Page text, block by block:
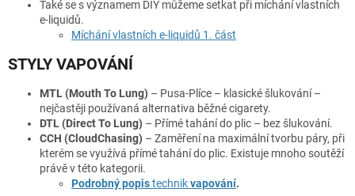
Také se s významem DIY můžeme setkat při míchání vlastních
e-liquidů.
Míchání vlastních e-liquidů 1. část
STYLY VAPOVÁNÍ
MTL (Mouth To Lung) – Pusa-Plíce – klasické šlukování –
nejčastěji používaná alternativa běžné cigarety.
DTL (Direct To Lung) – Přímé tahání do plic – bez šlukování.
CCH (CloudChasing) – Zaměření na maximální tvorbu páry, při
kterém se využívá přímé tahání do plic. Existuje mnoho soutěží
právě v této kategorii.
Podrobný popistechnikvapování.